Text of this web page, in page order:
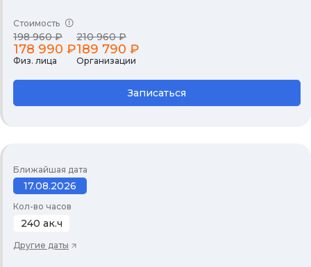
Стоимость
198 960 ₽
178 990 ₽
Физ. лица
210 960 ₽
189 790 ₽
Организации
Записаться
Ближайшая дата
17.08.2026
Кол-во часов
240 ак.ч
Другие даты